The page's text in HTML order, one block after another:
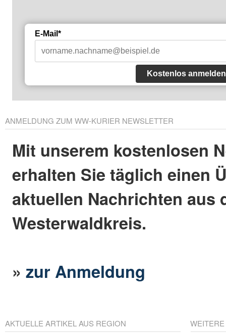
E-Mail*
Kostenlos anmelden
ANMELDUNG ZUM WW-KURIER NEWSLETTER
Mit unserem kostenlosen
erhalten Sie täglich einen
aktuellen Nachrichten aus
Westerwaldkreis.
»zur Anmeldung
AKTUELLE ARTIKEL AUS REGION